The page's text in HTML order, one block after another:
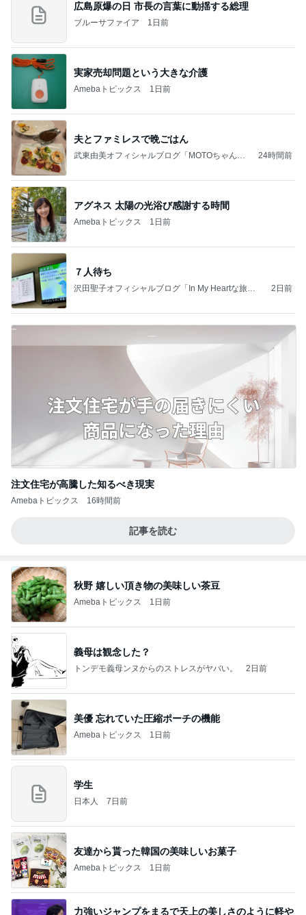
広島原爆の日 市長の言葉に動揺する総理
ブルーサファイア 1日前
実家売却問題という大きな介護
Amebaトピックス 1日前
夫とファミレスで晩ごはん
武東由美オフィシャルブログ「MOTOちゃんと
24時間前
アグネス 太陽の光浴び感謝する時間
Amebaトピックス 1日前
７人待ち
沢田聖子オフィシャルブログ「In My Heartな旅日
2日前
注文住宅が高騰した知るべき現実
Amebaトピックス 16時間前
記事を読む
秋野 嬉しい頂き物の美味しい茶豆
Amebaトピックス 1日前
義母は観念した？
トンデモ義母ンヌからのストレスがヤバい。 2日前
美優 忘れていた圧縮ポーチの機能
Amebaトピックス 1日前
学生
日本人 7日前
友達から貰った韓国の美味しいお菓子
Amebaトピックス 1日前
力強いジャンプをまるで天上の美しさのように軽や